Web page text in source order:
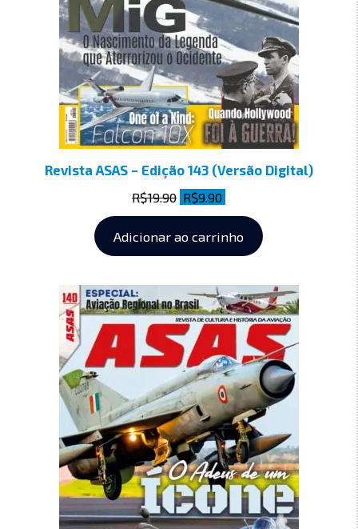
Revista ASAS – Edição 143 (Versão Digital)
R$19.90 R$9.90
Adicionar ao carrinho